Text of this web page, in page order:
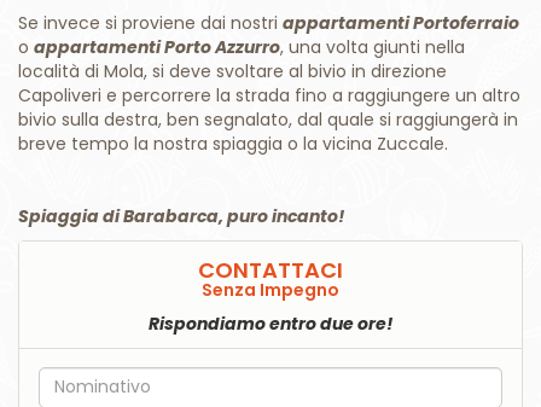
Se invece si proviene dai nostri appartamenti Portoferraio
o appartamenti Porto Azzurro, una volta giunti nella
località di Mola, si deve svoltare al bivio in direzione
Capoliveri e percorrere la strada fino a raggiungere un altro
bivio sulla destra, ben segnalato, dal quale si raggiungerà in
breve tempo la nostra spiaggia o la vicina Zuccale.
Spiaggia di Barabarca, puro incanto!
CONTATTACI
Senza Impegno
Rispondiamo entro due ore!
Nome